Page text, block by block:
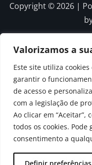
Valorizamos a
Este site utiliza
garantir o
de acesso e
com a legislação de
Ao clicar em “Aceitar”,
todos os cookies.
consentimento a
Copyright © 2026 |
Quem
Política